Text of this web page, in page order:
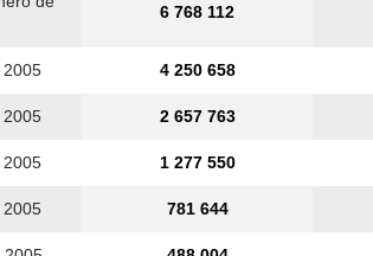
6 768 112
4 250 658
2005 2 657 763
2005 1 277 550
2005 781 644